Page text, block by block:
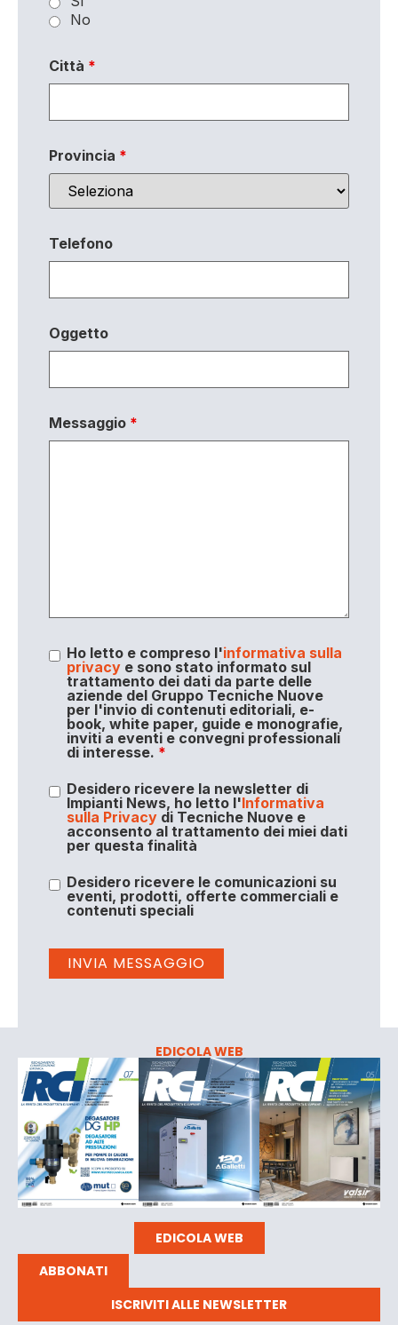
No
Città *
Provincia *
Telefono
Oggetto
Messaggio *
Ho letto e compreso l'informativa sulla
privacye sono stato informato sul
trattamento dei dati da parte delle
aziende del Gruppo Tecniche Nuove
per l'invio di contenuti editoriali, e-
book, white paper, guide e monografie,
inviti a eventi e convegni professionali
di interesse. *
Desidero ricevere la newsletter di
Impianti News, ho letto l'Informativa
sulla Privacydi Tecniche Nuove e
acconsento al trattamento dei miei dati
per questa finalità
Desidero ricevere le comunicazioni su
eventi, prodotti, offerte commerciali e
contenuti speciali
EDICOLA WEB
EDICOLA WEB
ABBONATI
ISCRIVITI ALLE NEWSLETTER